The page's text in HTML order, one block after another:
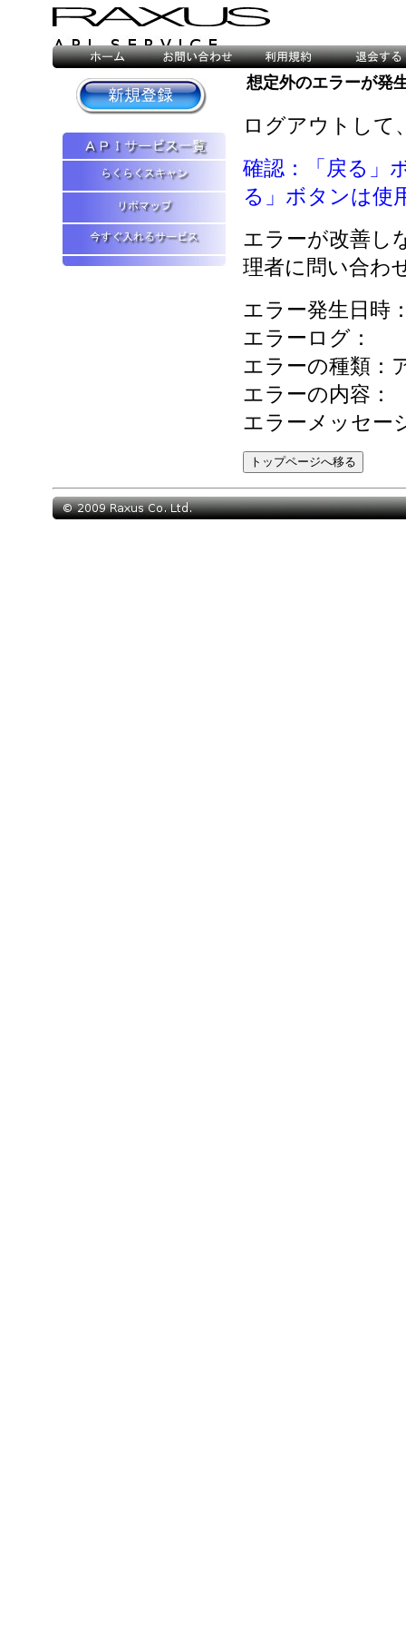
想定外のエラーが発
ログアウトして
確認：「戻る」
る」ボタンは使
エラーが改善し
理者に問い合わ
エラー発生日時
エラーログ：
エラーの種類：
エラーの内容：
エラーメッセー